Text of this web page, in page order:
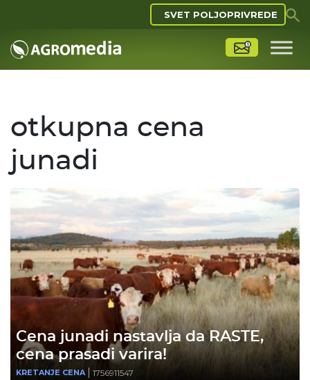
SVET POLJOPRIVREDE
otkupna cena
junadi
Cena junadi nastavlja da RASTE,
cena prasadi varira!
KRETANJE CENA 1756911547